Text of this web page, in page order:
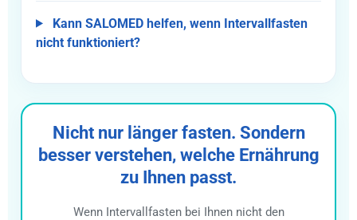
Kann SALOMED helfen, wenn Intervallfasten
nicht funktioniert?
Nicht nur länger fasten. Sondern
besser verstehen, welche Ernährung
zu Ihnen passt.
Wenn Intervallfasten bei Ihnen nicht den